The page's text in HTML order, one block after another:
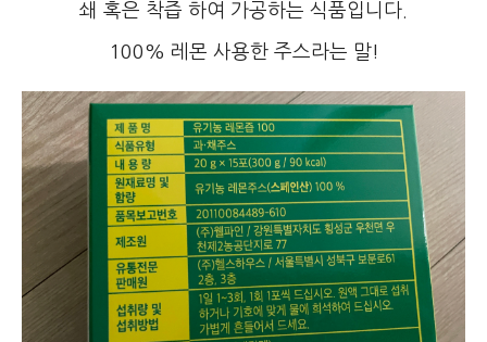
쇄 혹은 착즙 하여 가공하는 식품입니다.
100% 레몬 사용한 주스라는 말!